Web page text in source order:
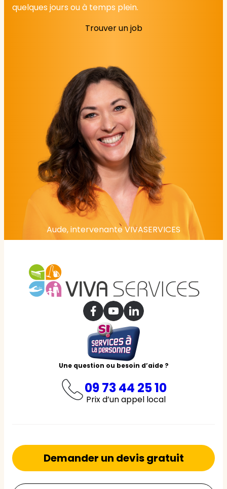
quelques jours ou à temps plein.
Trouver un job
Aude, intervenante VIVASERVICES
Une question ou besoin d’aide ?
09 73 44 25 10
Prix d’un appel local
Demander un devis gratuit